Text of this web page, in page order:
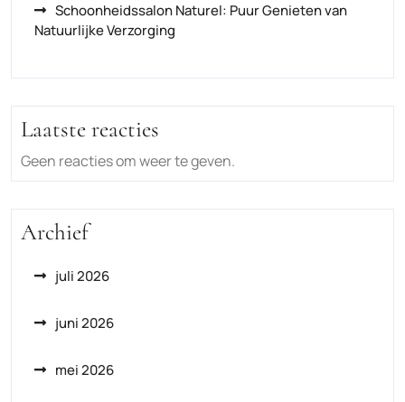
Schoonheidssalon Naturel: Puur Genieten van
Natuurlijke Verzorging
Laatste reacties
Geen reacties om weer te geven.
Archief
juli 2026
juni 2026
mei 2026